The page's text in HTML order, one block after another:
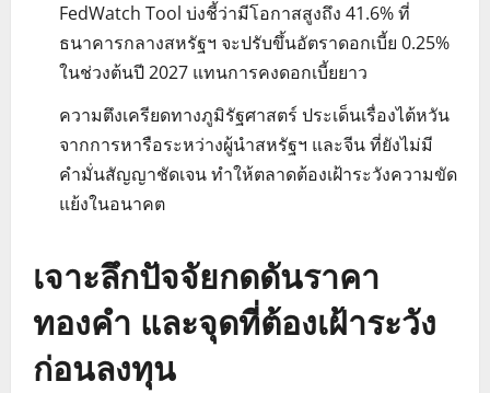
FedWatch Tool บ่งชี้ว่ามีโอกาสสูงถึง 41.6% ที่
ธนาคารกลางสหรัฐฯ จะปรับขึ้นอัตราดอกเบี้ย 0.25%
ในช่วงต้นปี 2027 แทนการคงดอกเบี้ยยาว
ความตึงเครียดทางภูมิรัฐศาสตร์ ประเด็นเรื่องไต้หวัน
จากการหารือระหว่างผู้นำสหรัฐฯ และจีน ที่ยังไม่มี
คำมั่นสัญญาชัดเจน ทำให้ตลาดต้องเฝ้าระวังความขัด
แย้งในอนาคต
เจาะลึกปัจจัยกดดันราคา
ทองคำ และจุดที่ต้องเฝ้าระวัง
ก่อนลงทุน